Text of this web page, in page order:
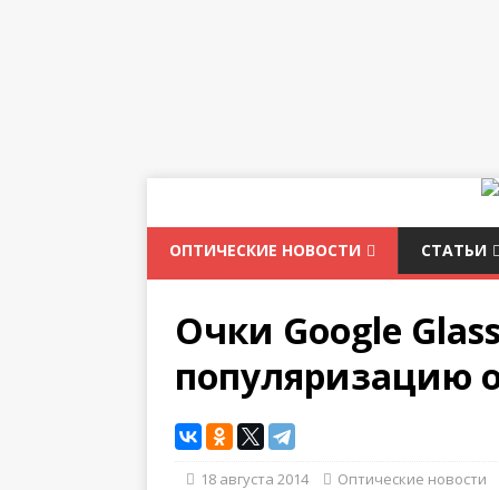
ОПТИЧЕСКИЕ НОВОСТИ СТАТЬИ
Очки Google
популяризацию
18 августа 2014 Оптические новости